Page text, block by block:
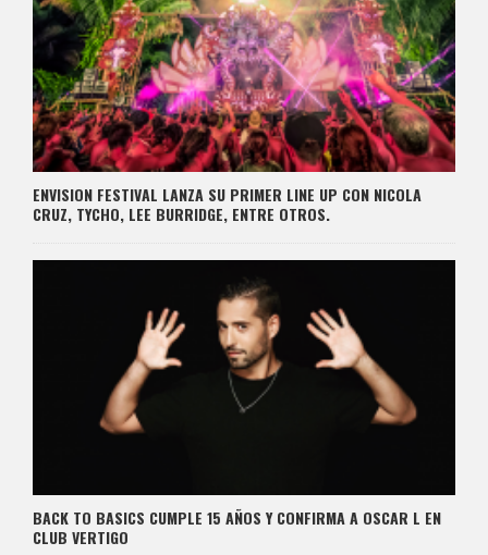
ENVISION FESTIVAL LANZA SU PRIMER LINE UP CON NICOLA
CRUZ, TYCHO, LEE BURRIDGE, ENTRE OTROS.
BACK TO BASICS CUMPLE 15 AÑOS Y CONFIRMA A OSCAR L EN
CLUB VERTIGO